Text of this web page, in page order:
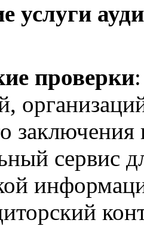
услуги
проверки
заключения
сервис